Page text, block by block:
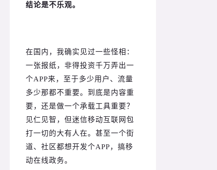
结论是不乐观。
在国内，我确实见过一些怪相：
一张报纸，非得投资千万弄出一
个APP来，至于多少用户、流量
多少那都不重要。 到底是内容重
要，还是做一个承载工具重要？
见仁见智，但迷信移动互联网包
打一切的大有人在。 甚至一个街
道、社区都想开发个APP，搞移
动在线政务。